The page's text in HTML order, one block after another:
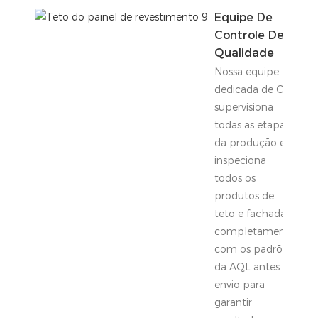
Equipe De
Controle De
Qualidade
Nossa equipe
dedicada de CQ
supervisiona
todas as etapas
da produção e
inspeciona
todos os
produtos de
teto e fachada
completamente
com os padrões
da AQL antes do
envio para
garantir